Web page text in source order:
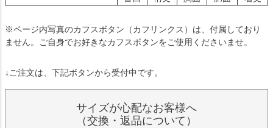
※ページ内写真のカフスボタン（カフリンクス）は、付属しており
ません。ご自身でお好きなカフスボタンをご使用くださいませ。
↓ご注文は、下記ボタンから受付中です。
サイズが心配なお客様へ
（交換・返品について）